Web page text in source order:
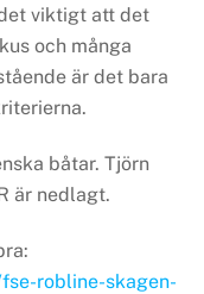
viktigt att det
och många
är det bara
båtar. Tjörn
är nedlagt.
robline-skagen-